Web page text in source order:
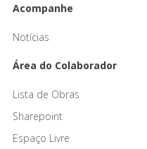
Acompanhe
Notícias
Área do Colaborador
Lista de Obras
Sharepoint
Espaço Livre